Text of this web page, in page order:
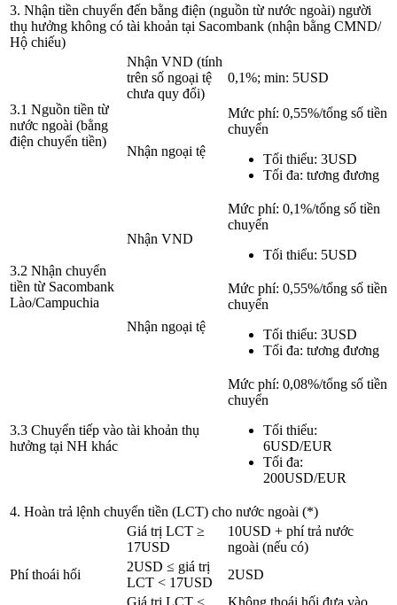
3. Nhận tiền chuyển đến bằng điện (nguồn từ nước ngoài) người
thụ hưởng không có tài khoản tại Sacombank (nhận bằng CMND/
Hộ chiếu)
3.1 Nguồn tiền từ
nước ngoài (bằng
điện chuyển tiền)
Nhận VND (tính
trên số ngoại tệ
chưa quy đổi)
0,1%; min: 5USD
Nhận ngoại tệ
Mức phí: 0,55%/tổng số tiền
chuyển
Tối thiểu: 3USD
Tối đa: tương đương
3.2 Nhận chuyển
tiền từ Sacombank
Lào/Campuchia
Nhận VND
Mức phí: 0,1%/tổng số tiền
chuyển
Tối thiểu: 5USD
Nhận ngoại tệ
Mức phí: 0,55%/tổng số tiền
chuyển
Tối thiểu: 3USD
Tối đa: tương đương
3.3 Chuyển tiếp vào tài khoản thụ
hưởng tại NH khác
Mức phí: 0,08%/tổng số tiền
chuyển
Tối thiểu:
6USD/EUR
Tối đa:
200USD/EUR
4. Hoàn trả lệnh chuyển tiền (LCT) cho nước ngoài (*)
Phí thoái hối
Giá trị LCT ≥
17USD
10USD + phí trả nước
ngoài (nếu có)
2USD ≤ giá trị
LCT < 17USD
2USD